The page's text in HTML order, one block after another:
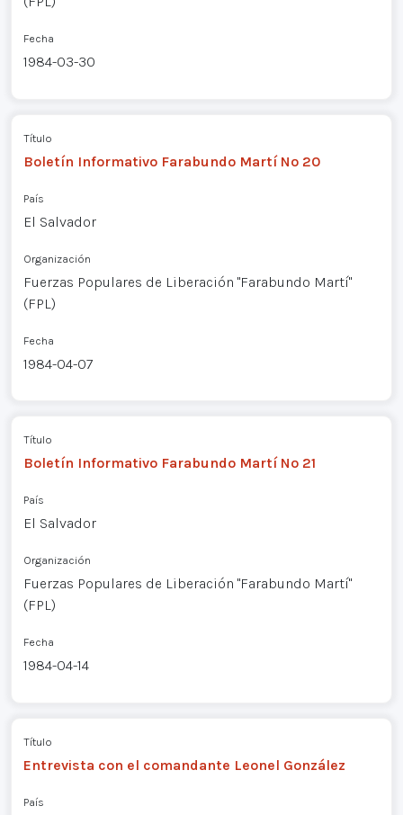
Fecha
1984-03-30
Título
Boletín Informativo Farabundo Martí Nº 20
País
El Salvador
Organización
Fuerzas Populares de Liberación "Farabundo Martí"
(FPL)
Fecha
1984-04-07
Título
Boletín Informativo Farabundo Martí Nº 21
País
El Salvador
Organización
Fuerzas Populares de Liberación "Farabundo Martí"
(FPL)
Fecha
1984-04-14
Título
Entrevista con el comandante Leonel González
País